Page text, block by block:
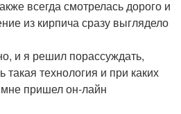
всегда смотрелась дорого и
из кирпича сразу выглядело
и я решил порассуждать,
технология и при каких
пришел он-лайн